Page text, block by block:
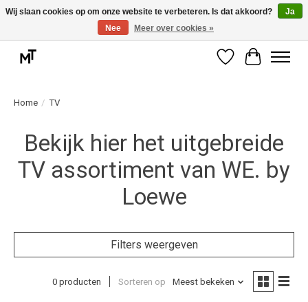
Deskundige installatie of montage nodig? Vraag ons naar de mogelijkheden.
Verlanglijst
Home / TV
Bekijk hier het uitgebreide
TV assortiment van WE. by
Loewe
Filters weergeven
0 producten Sorteren op Meest bekeken
Wij slaan cookies op om onze website te verbeteren. Is dat akkoord?
Ja
Nee
Meer over cookies »